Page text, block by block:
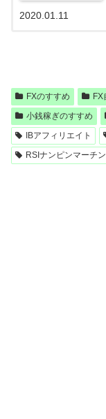
2020.01.11
FXのすすめ
小銭稼ぎのすすめ
IBアフィリエイト
RSIナンピンマーチン